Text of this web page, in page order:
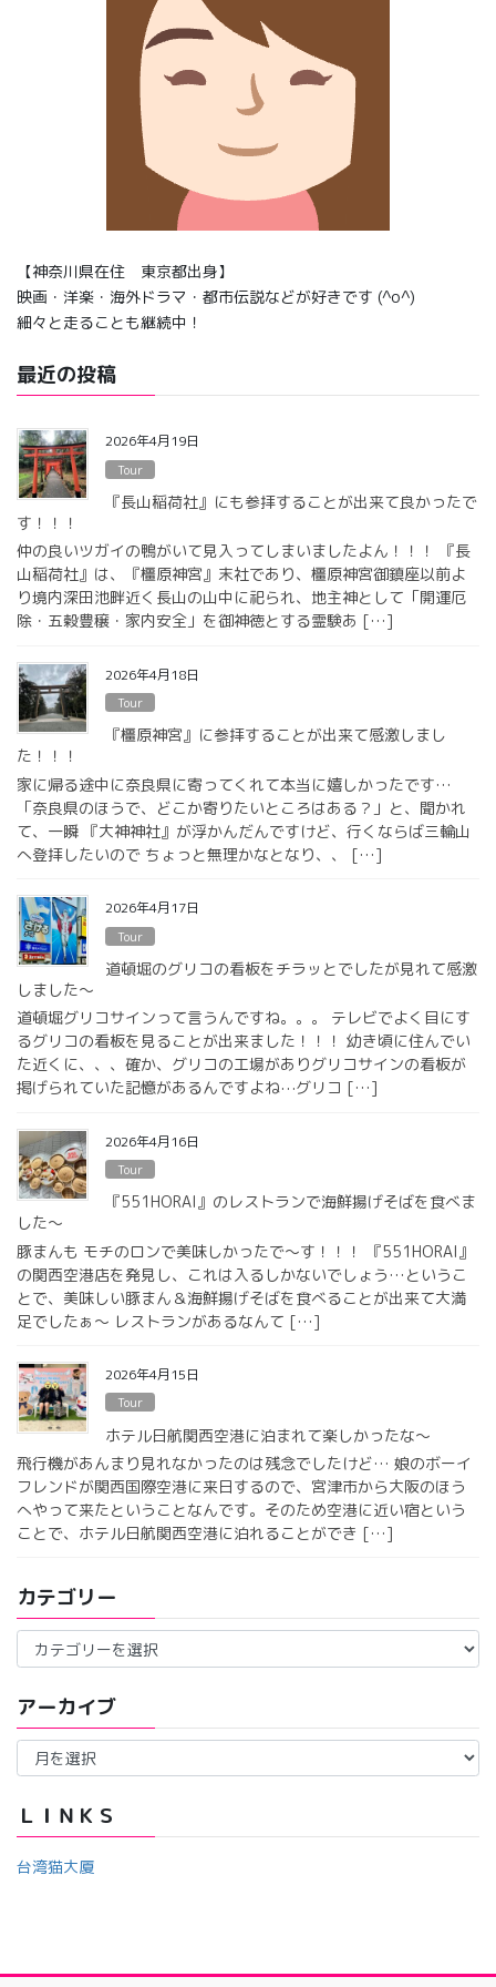
【神奈川県在住 東京都出身】
映画・洋楽・海外ドラマ・都市伝説などが好きです (^o^)
細々と走ることも継続中！
最近の投稿
2026年4月19日
Tour
『長山稲荷社』にも参拝することが出来て良かったで
す！！！
仲の良いツガイの鴨がいて見入ってしまいましたよん！！！ 『長
山稲荷社』は、『橿原神宮』末社であり、橿原神宮御鎮座以前よ
り境内深田池畔近く長山の山中に祀られ、地主神として「開運厄
除・五穀豊穣・家内安全」を御神徳とする霊験あ […]
2026年4月18日
Tour
『橿原神宮』に参拝することが出来て感激しまし
た！！！
家に帰る途中に奈良県に寄ってくれて本当に嬉しかったです…
「奈良県のほうで、どこか寄りたいところはある？」と、聞かれ
て、一瞬 『大神神社』が浮かんだんですけど、行くならば三輪山
へ登拝したいので ちょっと無理かなとなり、、 […]
2026年4月17日
Tour
道頓堀のグリコの看板をチラッとでしたが見れて感激
しました〜
道頓堀グリコサインって言うんですね。。。 テレビでよく目にす
るグリコの看板を見ることが出来ました！！！ 幼き頃に住んでい
た近くに、、、確か、グリコの工場がありグリコサインの看板が
掲げられていた記憶があるんですよね⋯グリコ […]
2026年4月16日
Tour
『551HORAI』のレストランで海鮮揚げそばを食べま
した〜
豚まんも モチのロンで美味しかったで〜す！！！ 『551HORAI』
の関西空港店を発見し、これは入るしかないでしょう…というこ
とで、美味しい豚まん＆海鮮揚げそばを食べることが出来て大満
足でしたぁ〜 レストランがあるなんて […]
2026年4月15日
Tour
ホテル日航関西空港に泊まれて楽しかったな〜
飛行機があんまり見れなかったのは残念でしたけど… 娘のボーイ
フレンドが関西国際空港に来日するので、宮津市から大阪のほう
へやって来たということなんです。そのため空港に近い宿という
ことで、ホテル日航関西空港に泊れることができ […]
カテゴリー
テ
リ
ー
アーカイブ
ア
イ
ブ
ＬＩＮＫＳ
台湾猫大厦